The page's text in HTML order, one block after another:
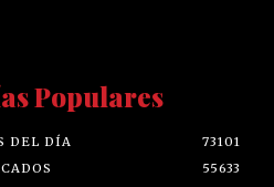
Populares
DEL DÍA
73101
55633